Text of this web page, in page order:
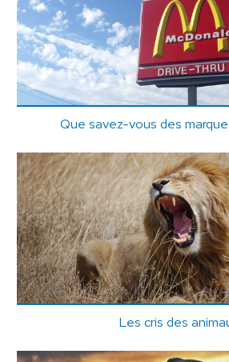
Que savez-vous des
Les cris des